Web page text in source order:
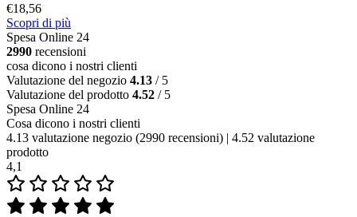
€18,56
Scopri di più
Spesa Online 24
2990 recensioni
cosa dicono i nostri clienti
Valutazione del negozio 4.13 / 5
Valutazione del prodotto 4.52 / 5
Spesa Online 24
Cosa dicono i nostri clienti
4.13 valutazione negozio (2990 recensioni) | 4.52 valutazione
prodotto
4,1